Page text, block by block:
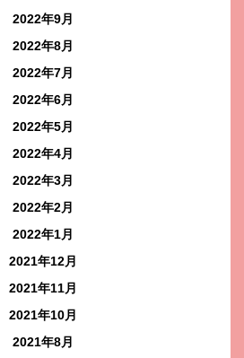
2022年9月
2022年8月
2022年7月
2022年6月
2022年5月
2022年4月
2022年3月
2022年2月
2022年1月
2021年12月
2021年11月
2021年10月
2021年8月